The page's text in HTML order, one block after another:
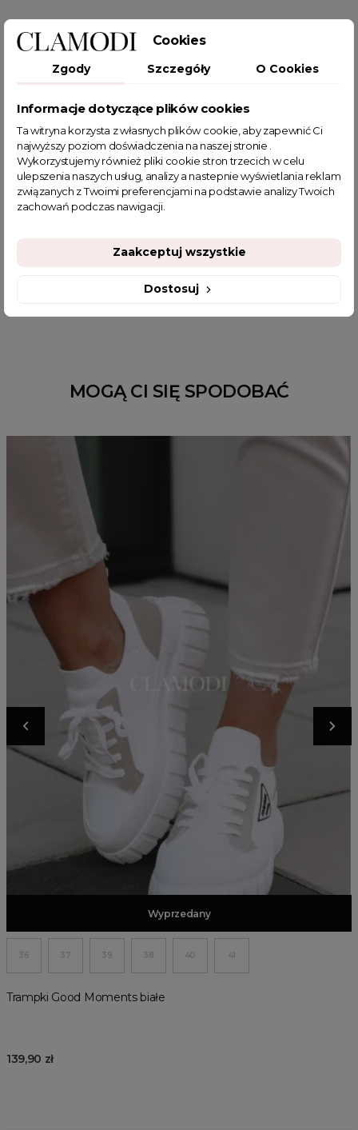
bluza damska brązowa bluza
bluza z nadrukiem
bluzy damskie
bluza oversize damska
bluza dresowa damska
bluza sportowa
bluzy dresowe damskie
jesienne stylizacje
sklep z odzieżą damską
ciepła bluza damska
jesienne stylizacje do pracy
modne bluzy damskie
MOGĄ CI SIĘ SPODOBAĆ
Dodaj do koszyka
Wyprzedany
36 37 39 38 40 41
Trampki Good Moments białe
139,90 zł
Cookies
Zgody Szczegóły O Cookies
Informacje dotyczące plików cookies
Ta witryna korzysta z własnych plików cookie, aby zapewnić Ci
najwyższy poziom doświadczenia na naszej stronie .
Wykorzystujemy również pliki cookie stron trzecich w celu
ulepszenia naszych usług, analizy a nastepnie wyświetlania reklam
związanych z Twoimi preferencjami na podstawie analizy Twoich
zachowań podczas nawigacji.
Dostosuj
Zaakceptuj wszystkie